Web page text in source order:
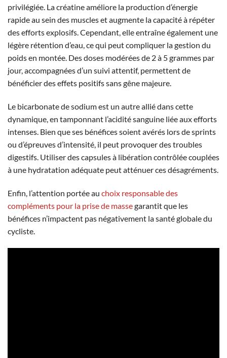
privilégiée. La créatine améliore la production d’énergie
rapide au sein des muscles et augmente la capacité à répéter
des efforts explosifs. Cependant, elle entraîne également une
légère rétention d’eau, ce qui peut compliquer la gestion du
poids en montée. Des doses modérées de 2 à 5 grammes par
jour, accompagnées d’un suivi attentif, permettent de
bénéficier des effets positifs sans gêne majeure.
Le bicarbonate de sodium est un autre allié dans cette
dynamique, en tamponnant l’acidité sanguine liée aux efforts
intenses. Bien que ses bénéfices soient avérés lors de sprints
ou d’épreuves d’intensité, il peut provoquer des troubles
digestifs. Utiliser des capsules à libération contrôlée couplées
à une hydratation adéquate peut atténuer ces désagréments.
Enfin, l’attention portée au choix responsable des
compléments pour la prise de massegarantit que les
bénéfices n’impactent pas négativement la santé globale du
cycliste.